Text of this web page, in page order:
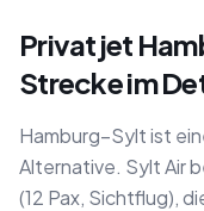
Privatjet
Strecke im
Hamburg–Sylt ist
Alternative. Sylt Air
(12 Pax, Sichtflug),